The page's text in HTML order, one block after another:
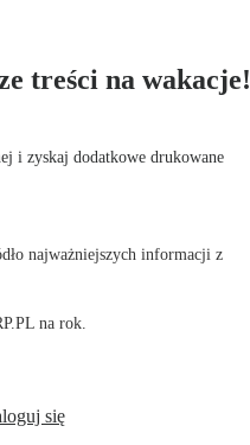
treści na wakacje!
i zyskaj dodatkowe drukowane
najważniejszych informacji z
na rok.
się